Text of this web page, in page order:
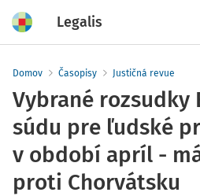
Legalis
Domov Časopisy Justičná revue
Vybrané rozsudky
súdu pre ľudské
v období apríl -
proti Chorvátsku